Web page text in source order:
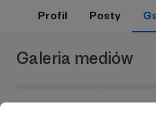
Profil Posty
Galeria mediów